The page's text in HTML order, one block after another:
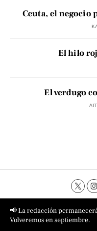
Ceuta, el
El hilo
El verdugo
Contacto Aviso
Política de
📢 La redacción
Volveremos en septiembre.